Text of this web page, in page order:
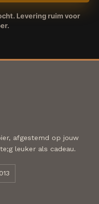
Levering ruim voor
afgestemd op jouw
leuker als cadeau.